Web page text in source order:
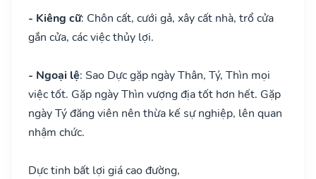
- Kiêng cữ: Chôn cất, cưới gả, xây cất nhà, trổ cửa
gắn cửa, các việc thủy lợi.
- Ngoại lệ: Sao Dực gặp ngày Thân, Tý, Thìn mọi
việc tốt. Gặp ngày Thìn vượng địa tốt hơn hết. Gặp
ngày Tý đăng viên nên thừa kế sự nghiệp, lên quan
nhậm chức.
Dực tinh bất lợi giá cao đường,